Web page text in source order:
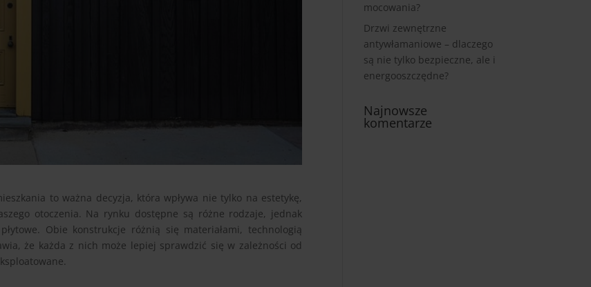
to ważna decyzja, która wpływa nie tylko na estetykę,
otoczenia. Na rynku dostępne są różne rodzaje, jednak
Obie konstrukcje różnią się materiałami, technologią
że każda z nich może lepiej sprawdzić się w zależności od
mocowania?
Drzwi zewnętrzne
antywłamaniowe – dlaczego
są nie tylko bezpieczne, ale i
energooszczędne?
Najnowsze
komentarze